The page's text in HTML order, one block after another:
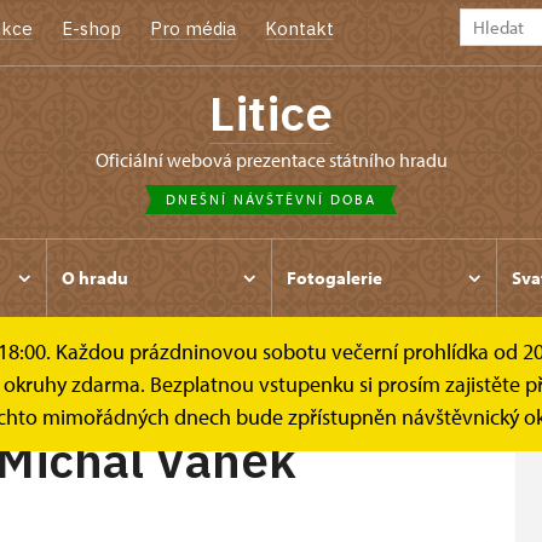
E-shop Pro média Kontakt
Litice
oficiální webová prezentace státního hradu
DNEŠNÍ NÁVŠTĚVNÍ DOBA
O hradu Fotogalerie
Každou prázdninovou sobotu večerní prohlídka od
zdarma. Bezplatnou vstupenku si prosím zajistěte
mimořádných dnech bude zpřístupněn návštěvnický
Vaněk